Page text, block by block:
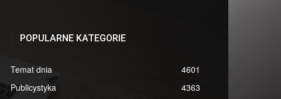
POPULARNE KATEGORIE
Temat dnia
4601
Publicystyka
4363